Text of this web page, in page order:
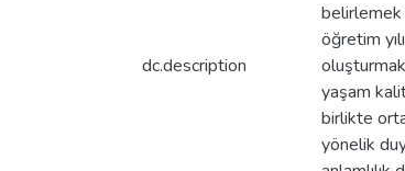
dc.description
belirlemek
öğretim
yaşam
birlikte
yönelik